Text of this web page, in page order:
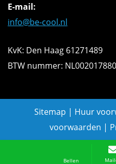
Offerte
Bellen
E-mail:
info@be-cool.nl
KvK: Den Haag 61271489
BTW nummer:
Sitemap | Huur
voorwaarden |